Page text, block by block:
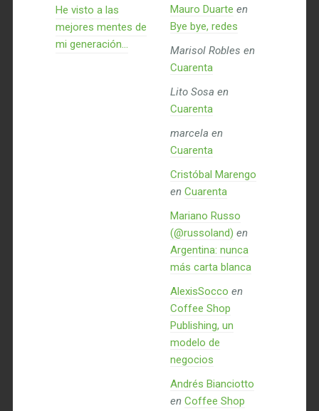
He visto a las
mejores mentes de
mi generación…
Mauro Duarte en
Bye bye, redes
Marisol Robles en
Cuarenta
Lito Sosa en
Cuarenta
marcela en
Cuarenta
Cristóbal Marengo
en Cuarenta
Mariano Russo
(@russoland) en
Argentina: nunca
más carta blanca
AlexisSocco en
Coffee Shop
Publishing, un
modelo de
negocios
Andrés Bianciotto
en Coffee Shop